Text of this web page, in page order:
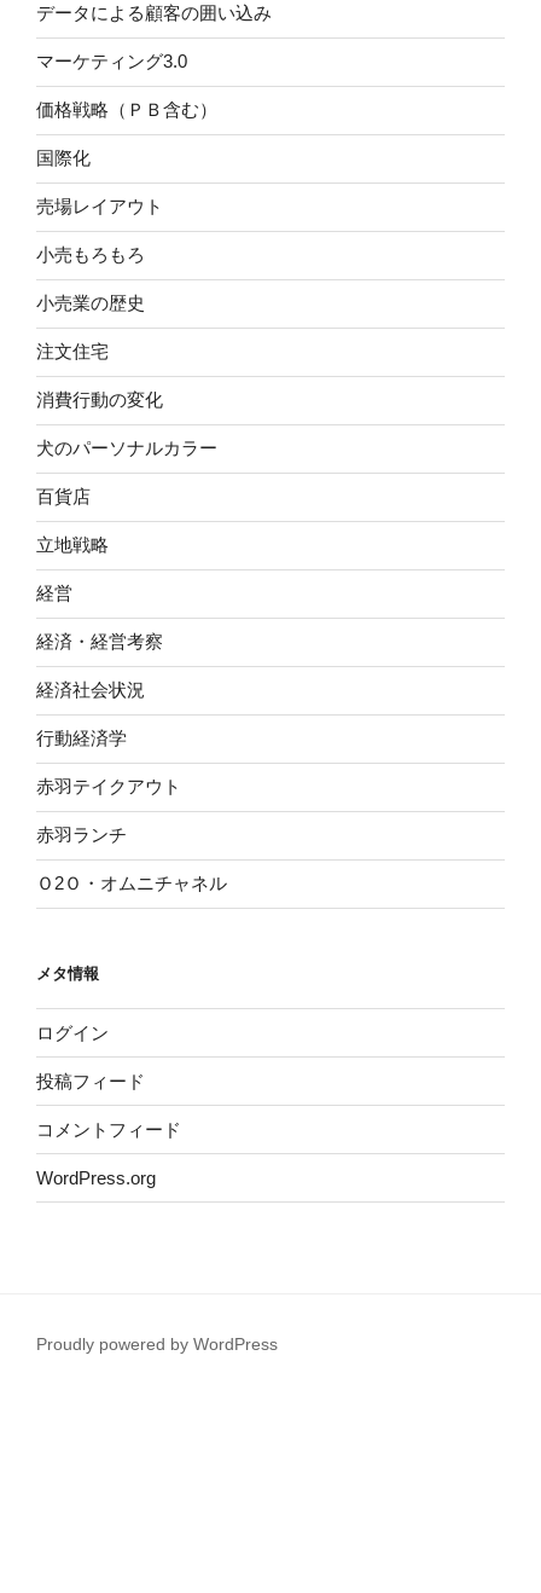
データによる顧客の囲い込み
マーケティング3.0
価格戦略（ＰＢ含む）
国際化
売場レイアウト
小売もろもろ
小売業の歴史
注文住宅
消費行動の変化
犬のパーソナルカラー
百貨店
立地戦略
経営
経済・経営考察
経済社会状況
行動経済学
赤羽テイクアウト
赤羽ランチ
Ｏ2Ｏ・オムニチャネル
メタ情報
ログイン
投稿フィード
コメントフィード
WordPress.org
Proudly powered by WordPress